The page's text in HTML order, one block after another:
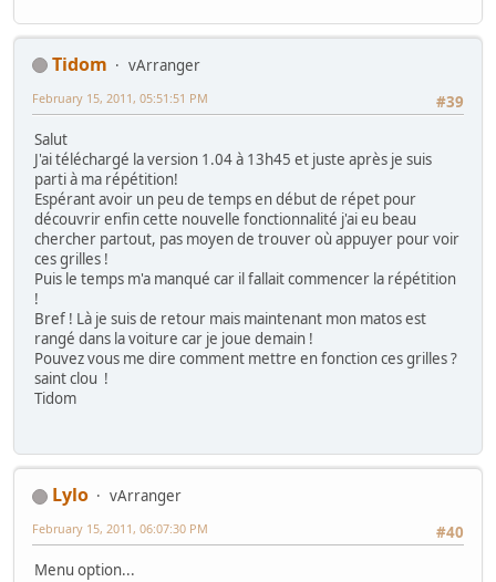
Tidom
vArranger
#39
February 15, 2011, 05:51:51 PM
Salut
J'ai téléchargé la version 1.04 à 13h45 et juste après je suis
parti à ma répétition!
Espérant avoir un peu de temps en début de répet pour
découvrir enfin cette nouvelle fonctionnalité j'ai eu beau
chercher partout, pas moyen de trouver où appuyer pour voir
ces grilles !
Puis le temps m'a manqué car il fallait commencer la répétition
!
Bref ! Là je suis de retour mais maintenant mon matos est
rangé dans la voiture car je joue demain !
Pouvez vous me dire comment mettre en fonction ces grilles ?
saint clou !
Tidom
Lylo
vArranger
#40
February 15, 2011, 06:07:30 PM
Menu option...